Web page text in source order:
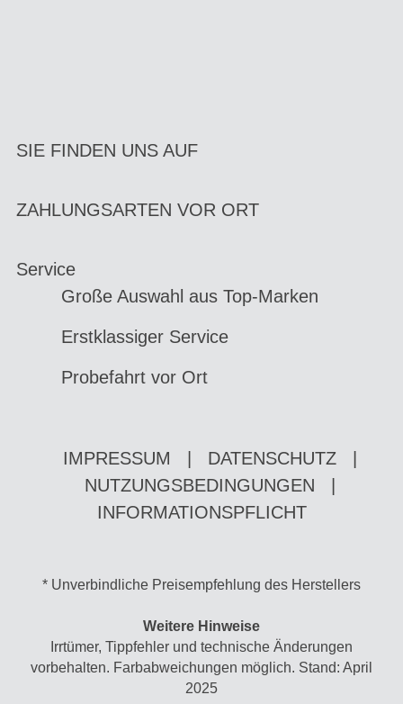
SIE FINDEN UNS AUF
ZAHLUNGSARTEN VOR ORT
Service
Große Auswahl aus Top-Marken
Erstklassiger Service
Probefahrt vor Ort
IMPRESSUM DATENSCHUTZ
NUTZUNGSBEDINGUNGEN
INFORMATIONSPFLICHT
* Unverbindliche Preisempfehlung des Herstellers
Weitere Hinweise
Irrtümer, Tippfehler und technische Änderungen
vorbehalten. Farbabweichungen möglich. Stand: April
2025